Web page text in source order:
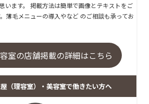
います。 掲載方法は簡単で画像とテキストをご
薄毛メニューの導入やなど のご相談も承ってお
室の店舗掲載の詳細はこちら
（理容室）・美容室で働きたい方へ